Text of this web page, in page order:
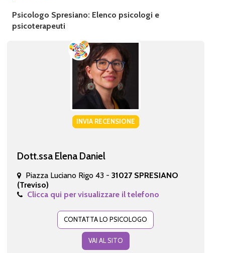
Psicologo Spresiano: Elenco psicologi e
psicoterapeuti
INVIA RECENSIONE
Dott.ssa Elena Daniel
Piazza Luciano Rigo 43 - 31027 SPRESIANO
(Treviso)
Clicca qui per visualizzare il telefono
CONTATTA LO PSICOLOGO
VAI AL SITO